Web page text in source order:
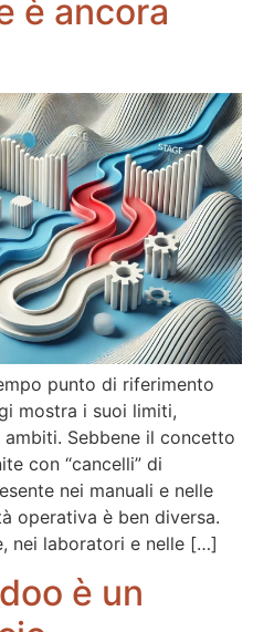
è ancora
punto di riferimento
mostra i suoi limiti,
Sebbene il concetto
con “cancelli” di
nei manuali e nelle
operativa è ben diversa.
nei laboratori e nelle […]
è un